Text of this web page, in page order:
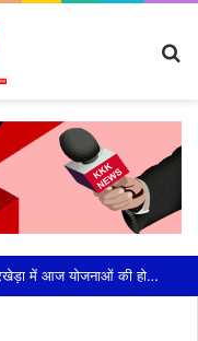
मुख्यमंत्री जन विश्वास अभियान पर सख्ती: ढीमरखेड़ा में आज योजनाओं की होगी बड़ी समीक्षा, लापरवाही पर रहेगा फोकस,सीईओ युजवेंद्र कोरी की अध्यक्षता में होगी अहम बैठक, सीएम हेल्पलाइन, पीएम आवास, संबल योजना और लंबित विकास कार्यों की होगी विस्तृत समीक्षा